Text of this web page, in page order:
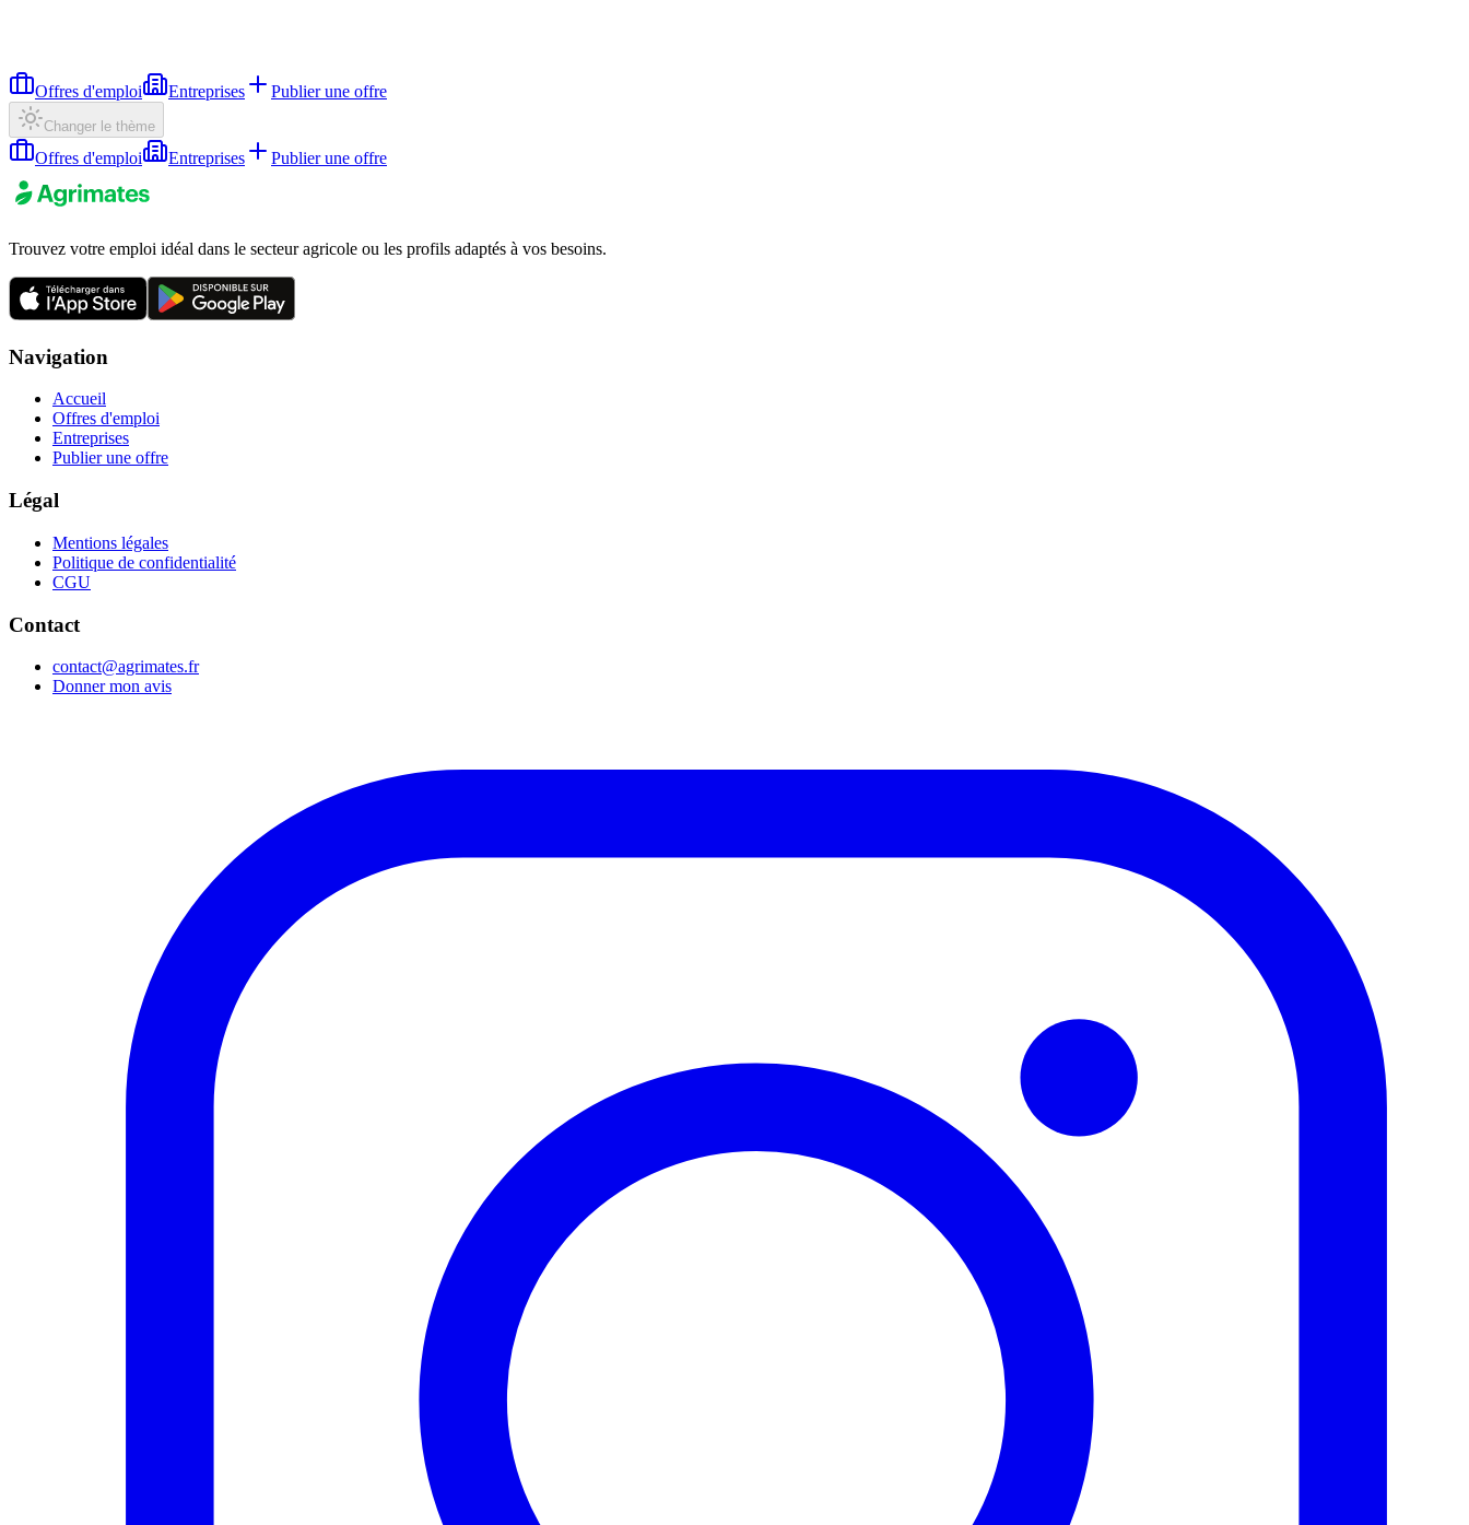
Offres d'emploi Entreprises Publier une offre
Changer le thème
Offres d'emploi Entreprises Publier une offre
Trouvez votre emploi idéal dans le secteur agricole ou les profils adaptés à vos besoins.
Navigation
Accueil
Offres d'emploi
Entreprises
Publier une offre
Légal
Mentions légales
Politique de confidentialité
CGU
Contact
contact@agrimates.fr
Donner mon avis